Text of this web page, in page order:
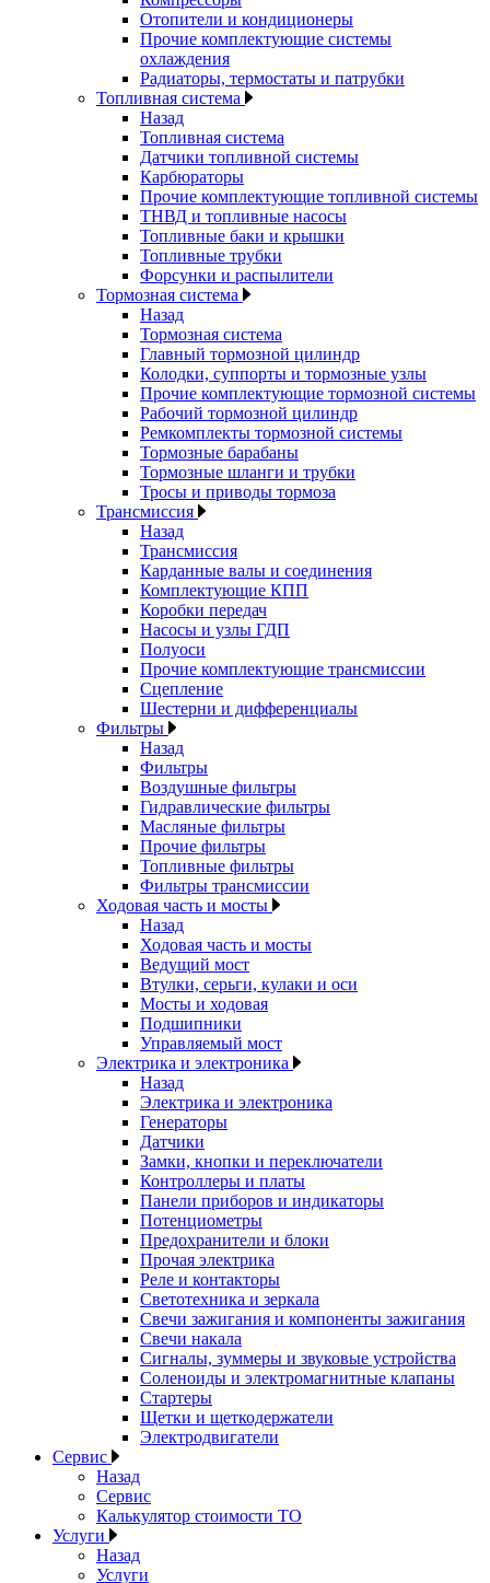
Отопители и кондиционеры
Прочие комплектующие системы
охлаждения
Радиаторы, термостаты и патрубки
Топливная система
Назад
Топливная система
Датчики топливной системы
Карбюраторы
Прочие комплектующие топливной системы
ТНВД и топливные насосы
Топливные баки и крышки
Топливные трубки
Форсунки и распылители
Тормозная система
Назад
Тормозная система
Главный тормозной цилиндр
Колодки, суппорты и тормозные узлы
Прочие комплектующие тормозной системы
Рабочий тормозной цилиндр
Ремкомплекты тормозной системы
Тормозные барабаны
Тормозные шланги и трубки
Тросы и приводы тормоза
Трансмиссия
Назад
Трансмиссия
Карданные валы и соединения
Комплектующие КПП
Коробки передач
Насосы и узлы ГДП
Полуоси
Прочие комплектующие трансмиссии
Сцепление
Шестерни и дифференциалы
Фильтры
Назад
Фильтры
Воздушные фильтры
Гидравлические фильтры
Масляные фильтры
Прочие фильтры
Топливные фильтры
Фильтры трансмиссии
Ходовая часть и мосты
Назад
Ходовая часть и мосты
Ведущий мост
Втулки, серьги, кулаки и оси
Мосты и ходовая
Подшипники
Управляемый мост
Электрика и электроника
Назад
Электрика и электроника
Генераторы
Датчики
Замки, кнопки и переключатели
Контроллеры и платы
Панели приборов и индикаторы
Потенциометры
Предохранители и блоки
Прочая электрика
Реле и контакторы
Светотехника и зеркала
Свечи зажигания и компоненты зажигания
Свечи накала
Сигналы, зуммеры и звуковые устройства
Соленоиды и электромагнитные клапаны
Стартеры
Щетки и щеткодержатели
Электродвигатели
Сервис
Назад
Сервис
Калькулятор стоимости ТО
Услуги
Назад
Услуги